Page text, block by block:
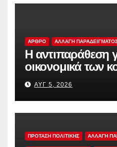
ΑΡΘΡΟ ΑΛΛΑΓΗ
Η αντιπαράθεση
οικονομικά των
αρκεί
ΑΥΓ 5, 2026
ΠΡΟΤΑΣΗ ΠΟΛΙΤΙΚΗΣ ΑΛΛΑΓΗ